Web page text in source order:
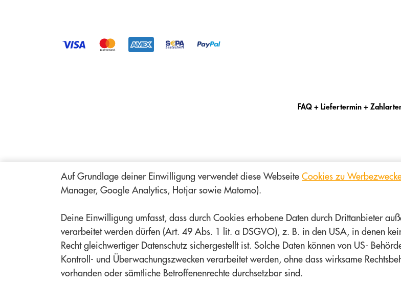
FAQ + Liefertermin +
Auf Grundlage deiner Einwilligung verwendet diese Webseite Cookies zu
Manager, Google Analytics, Hotjar sowie Matomo).
Deine Einwilligung umfasst, dass durch Cookies erhobene Daten durch Drittanbieter
verarbeitet werden dürfen (Art. 49 Abs. 1 lit. a DSGVO), z. B. in den USA, in denen
Recht gleichwertiger Datenschutz sichergestellt ist. Solche Daten können von US-
Kontroll- und Überwachungszwecken verarbeitet werden, ohne dass wirksame
vorhanden oder sämtliche Betroffenenrechte durchsetzbar sind.